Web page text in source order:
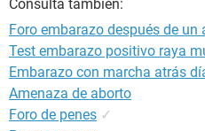
Consulta también:
Foro embarazo después de un
Test embarazo positivo raya
Embarazo con marcha atrás
Amenaza de aborto
Foro de penes ✓